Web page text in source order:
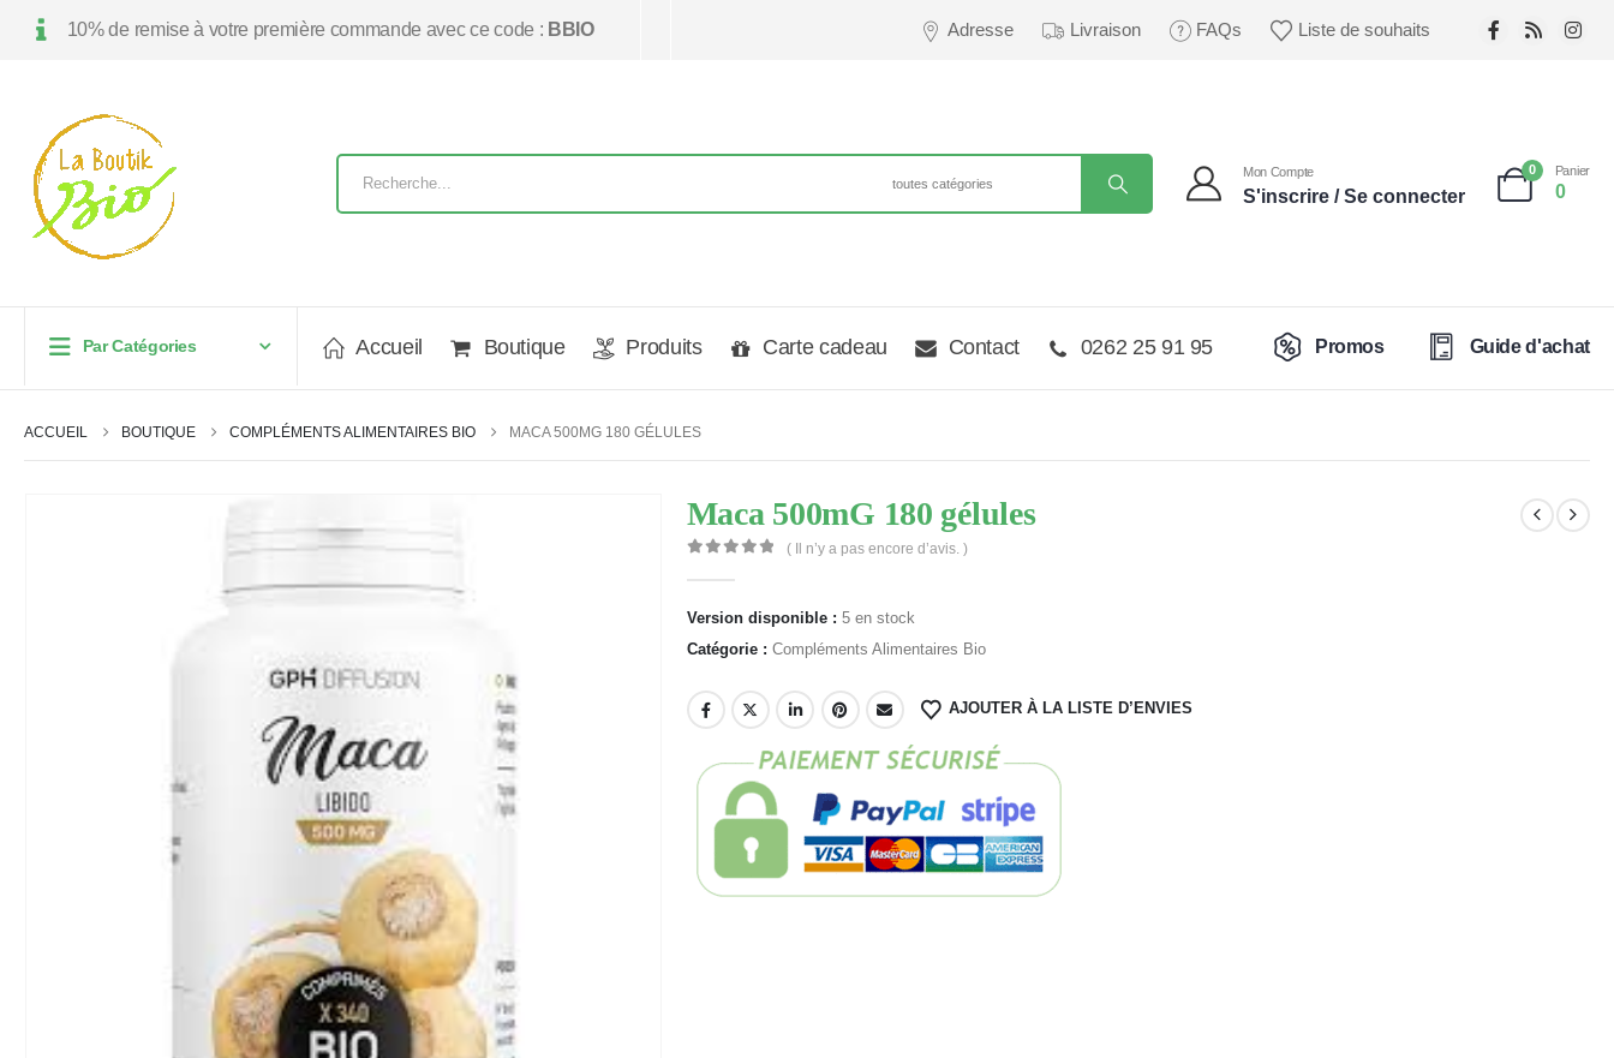
10% de remise à votre première commande avec ce code : BBIO Adresse Livraison FAQs Liste de souhaits
Mon Compte
S'inscrire / Se connecter
0 Panier
0
Par Catégories Accueil Boutique Produits Carte cadeau Contact 0262 25 91 95 Promos Guide d'achat
ACCUEIL BOUTIQUE COMPLÉMENTS ALIMENTAIRES BIO MACA 500MG 180 GÉLULES
Maca 500mG 180 gélules
( Il n’y a pas encore d’avis. )
Version disponible : 5 en stock
Catégorie : Compléments Alimentaires Bio
AJOUTER À LA LISTE D’ENVIES